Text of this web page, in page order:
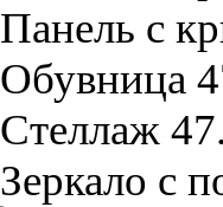
Панель с
Обувница
Стеллаж
Зеркало с